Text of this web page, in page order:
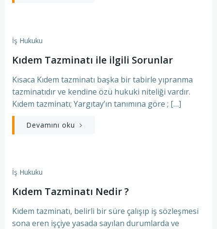
İş Hukuku
Kıdem Tazminatı ile ilgili Sorunlar
Kısaca Kıdem tazminatı başka bir tabirle yıpranma
tazminatıdır ve kendine özü hukuki niteliği vardır.
Kıdem tazminatı; Yargıtay’ın tanımına göre ; […]
Devamını oku
İş Hukuku
Kıdem Tazminatı Nedir ?
Kıdem tazminatı, belirli bir süre çalışıp iş sözleşmesi
sona eren işçiye yasada sayılan durumlarda ve